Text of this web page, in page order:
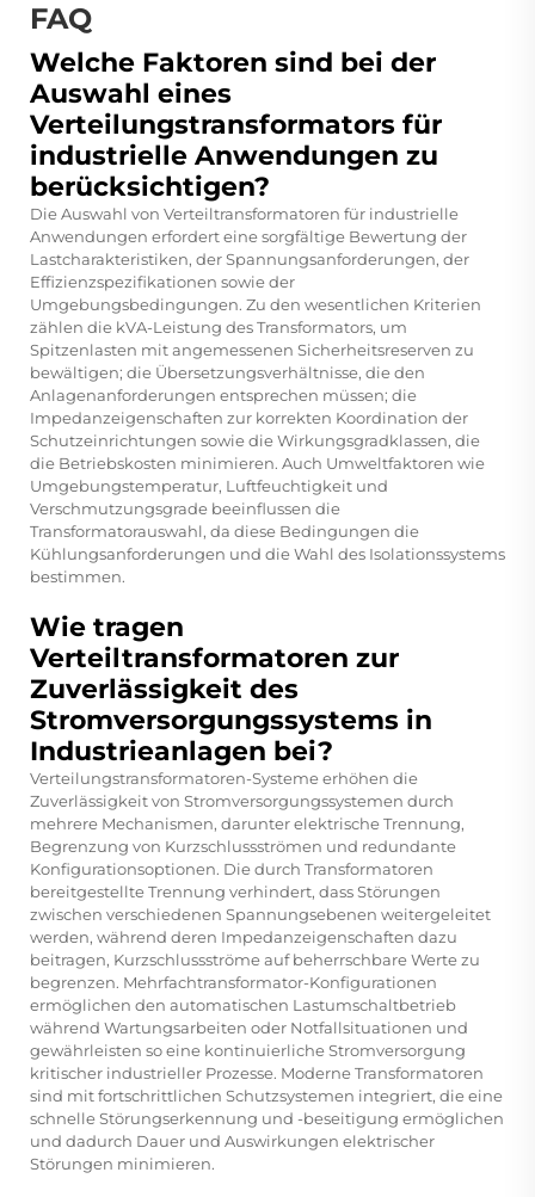
FAQ
Welche Faktoren sind bei der
Auswahl eines
Verteilungstransformators für
industrielle Anwendungen zu
berücksichtigen?
Die Auswahl von Verteiltransformatoren für industrielle
Anwendungen erfordert eine sorgfältige Bewertung der
Lastcharakteristiken, der Spannungsanforderungen, der
Effizienzspezifikationen sowie der
Umgebungsbedingungen. Zu den wesentlichen Kriterien
zählen die kVA-Leistung des Transformators, um
Spitzenlasten mit angemessenen Sicherheitsreserven zu
bewältigen; die Übersetzungsverhältnisse, die den
Anlagenanforderungen entsprechen müssen; die
Impedanzeigenschaften zur korrekten Koordination der
Schutzeinrichtungen sowie die Wirkungsgradklassen, die
die Betriebskosten minimieren. Auch Umweltfaktoren wie
Umgebungstemperatur, Luftfeuchtigkeit und
Verschmutzungsgrade beeinflussen die
Transformatorauswahl, da diese Bedingungen die
Kühlungsanforderungen und die Wahl des Isolationssystems
bestimmen.
Wie tragen
Verteiltransformatoren zur
Zuverlässigkeit des
Stromversorgungssystems in
Industrieanlagen bei?
Verteilungstransformatoren-Systeme erhöhen die
Zuverlässigkeit von Stromversorgungssystemen durch
mehrere Mechanismen, darunter elektrische Trennung,
Begrenzung von Kurzschlussströmen und redundante
Konfigurationsoptionen. Die durch Transformatoren
bereitgestellte Trennung verhindert, dass Störungen
zwischen verschiedenen Spannungsebenen weitergeleitet
werden, während deren Impedanzeigenschaften dazu
beitragen, Kurzschlussströme auf beherrschbare Werte zu
begrenzen. Mehrfachtransformator-Konfigurationen
ermöglichen den automatischen Lastumschaltbetrieb
während Wartungsarbeiten oder Notfallsituationen und
gewährleisten so eine kontinuierliche Stromversorgung
kritischer industrieller Prozesse. Moderne Transformatoren
sind mit fortschrittlichen Schutzsystemen integriert, die eine
schnelle Störungserkennung und -beseitigung ermöglichen
und dadurch Dauer und Auswirkungen elektrischer
Störungen minimieren.